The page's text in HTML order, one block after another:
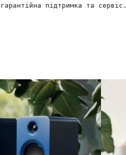
гарантійна підтримка та сервіс.